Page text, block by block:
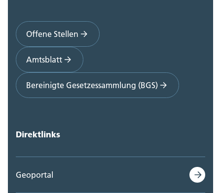
Offene Stellen
Amtsblatt
Bereinigte Gesetzessammlung (BGS)
Direktlinks
Geoportal